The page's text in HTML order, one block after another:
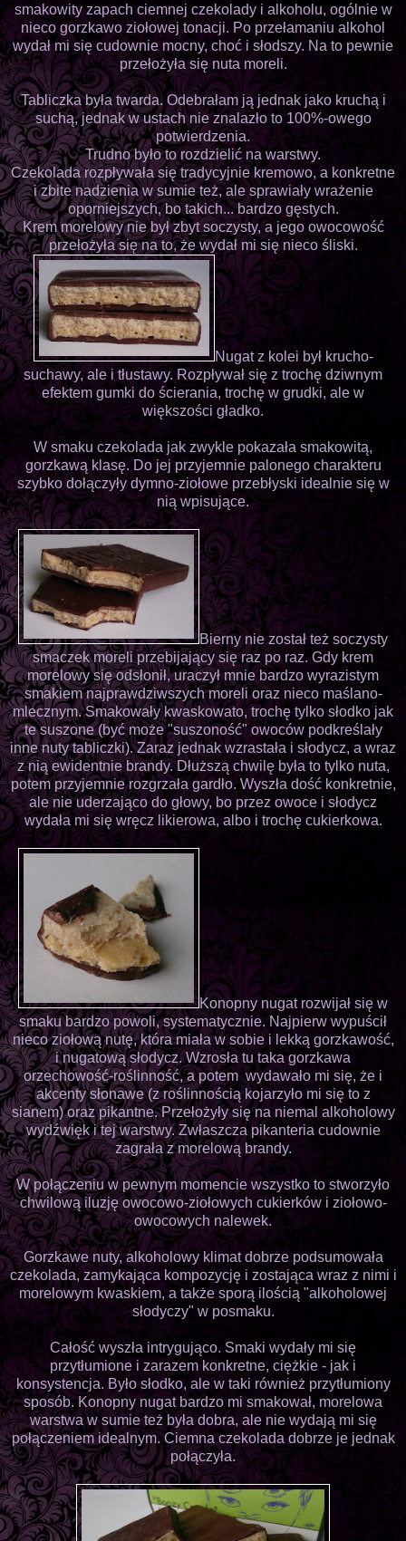
smakowity zapach ciemnej czekolady i alkoholu, ogólnie w
nieco gorzkawo ziołowej tonacji. Po przełamaniu alkohol
wydał mi się cudownie mocny, choć i słodszy. Na to pewnie
przełożyła się nuta moreli.
Tabliczka była twarda. Odebrałam ją jednak jako kruchą i
suchą, jednak w ustach nie znalazło to 100%-owego
potwierdzenia.
Trudno było to rozdzielić na warstwy.
Czekolada rozpływała się tradycyjnie kremowo, a konkretne
i zbite nadzienia w sumie też, ale sprawiały wrażenie
oporniejszych, bo takich... bardzo gęstych.
Krem morelowy nie był zbyt soczysty, a jego owocowość
przełożyła się na to, że wydał mi się nieco śliski.
Nugat z kolei był krucho-
suchawy, ale i tłustawy. Rozpływał się z trochę dziwnym
efektem gumki do ścierania, trochę w grudki, ale w
większości gładko.
W smaku czekolada jak zwykle pokazała smakowitą,
gorzkawą klasę. Do jej przyjemnie palonego charakteru
szybko dołączyły dymno-ziołowe przebłyski idealnie się w
nią wpisujące.
Bierny nie został też soczysty
smaczek moreli przebijający się raz po raz. Gdy krem
morelowy się odsłonił, uraczył mnie bardzo wyrazistym
smakiem najprawdziwszych moreli oraz nieco maślano-
mlecznym. Smakowały kwaskowato, trochę tylko słodko jak
te suszone (być może "suszoność" owoców podkreślały
inne nuty tabliczki). Zaraz jednak wzrastała i słodycz, a wraz
z nią ewidentnie brandy. Dłuższą chwilę była to tylko nuta,
potem przyjemnie rozgrzała gardło. Wyszła dość konkretnie,
ale nie uderzająco do głowy, bo przez owoce i słodycz
wydała mi się wręcz likierowa, albo i trochę cukierkowa.
Konopny nugat rozwijał się w
smaku bardzo powoli, systematycznie. Najpierw wypuścił
nieco ziołową nutę, która miała w sobie i lekką gorzkawość,
i nugatową słodycz. Wzrosła tu taka gorzkawa
orzechowość-roślinność, a potem wydawało mi się, że i
akcenty słonawe (z roślinnością kojarzyło mi się to z
sianem) oraz pikantne. Przełożyły się na niemal alkoholowy
wydźwięk i tej warstwy. Zwłaszcza pikanteria cudownie
zagrała z morelową brandy.
W połączeniu w pewnym momencie wszystko to stworzyło
chwilową iluzję owocowo-ziołowych cukierków i ziołowo-
owocowych nalewek.
Gorzkawe nuty, alkoholowy klimat dobrze podsumowała
czekolada, zamykająca kompozycję i zostająca wraz z nimi i
morelowym kwaskiem, a także sporą ilością "alkoholowej
słodyczy" w posmaku.
Całość wyszła intrygująco. Smaki wydały mi się
przytłumione i zarazem konkretne, ciężkie - jak i
konsystencja. Było słodko, ale w taki również przytłumiony
sposób. Konopny nugat bardzo mi smakował, morelowa
warstwa w sumie też była dobra, ale nie wydają mi się
połączeniem idealnym. Ciemna czekolada dobrze je jednak
połączyła.